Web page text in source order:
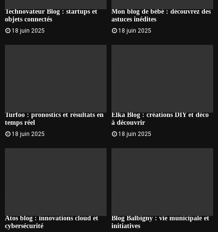
Technovateur Blog : startups et
objets connectés
18 juin 2025
Mon blog de bébé : découvrez des
astuces inédites
18 juin 2025
Turfoo : pronostics et résultats en
temps réel
18 juin 2025
Elka Blog : créations DIY et déco
à découvrir
18 juin 2025
Atos blog : innovations cloud et
cybersécurité
Blog Balbigny : vie municipale et
initiatives